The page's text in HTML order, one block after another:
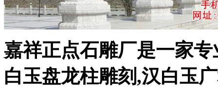
嘉祥正点石雕厂是一家
白玉盘龙柱雕刻,汉白玉